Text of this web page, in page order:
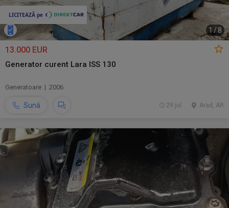
1 /8
13.000 EUR
Generator curent Lara ISS 130
Generatoare | 2006
Sună Arad, AR
29 jul.